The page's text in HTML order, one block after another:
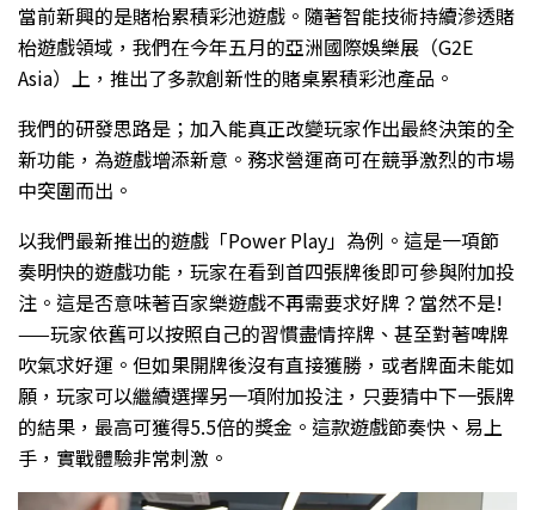
當前新興的是賭枱累積彩池遊戲。隨著智能技術持續滲透賭
枱遊戲領域，我們在今年五月的亞洲國際娛樂展（G2E
Asia）上，推出了多款創新性的賭桌累積彩池產品。
我們的研發思路是；加入能真正改變玩家作出最終決策的全
新功能，為遊戲增添新意。務求營運商可在競爭激烈的市場
中突圍而出。
以我們最新推出的遊戲「Power Play」為例。這是一項節
奏明快的遊戲功能，玩家在看到首四張牌後即可參與附加投
注。這是否意味著百家樂遊戲不再需要求好牌？當然不是!
——玩家依舊可以按照自己的習慣盡情捽牌、甚至對著啤牌
吹氣求好運。但如果開牌後沒有直接獲勝，或者牌面未能如
願，玩家可以繼續選擇另一項附加投注，只要猜中下一張牌
的結果，最高可獲得5.5倍的獎金。這款遊戲節奏快、易上
手，實戰體驗非常刺激。